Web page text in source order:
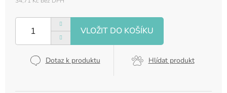
cena:
Dotaz k produktu Hlídat produkt